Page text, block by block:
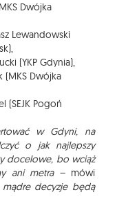
Dwójka
Lewandowski
(YKP Gdynia),
(MKS Dwójka
(SEJK Pogoń
w Gdyni, na
o jak najlepszy
docelowe, bo wciąż
ani metra – mówi
decyzje będą